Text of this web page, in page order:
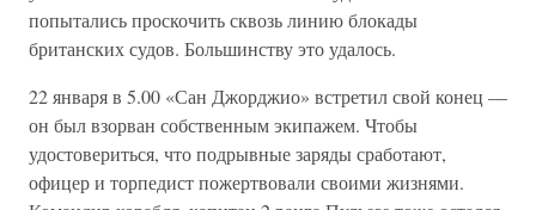
попытались проскочить сквозь линию блокады
британских судов. Большинству это удалось.
22 января в 5.00 «Сан Джорджио» встретил свой конец —
он был взорван собственным экипажем. Чтобы
удостовериться, что подрывные заряды сработают,
офицер и торпедист пожертвовали своими жизнями.